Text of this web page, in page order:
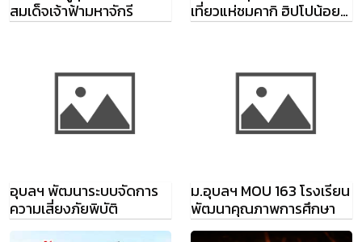
สมเด็จเจ้าฟ้ามหาจักรี
เที่ยวแห่ชมคากิ ฮิปโปน้อย
สุดน่ารัก
อุบลฯ พัฒนาระบบจัดการ
ความเสี่ยงภัยพิบัติ
ม.อุบลฯ MOU 163 โรงเรียน
พัฒนาคุณภาพการศึกษา